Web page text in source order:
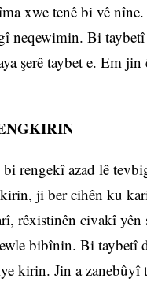
xwe tenê bi vê
neqewimin. Bi
şerê taybet e. Em jin
rengekî azad lê
ji ber cihên ku
rêxistinên civakî
bibînin. Bi taybetî
kirin. Jin a zanebûyî